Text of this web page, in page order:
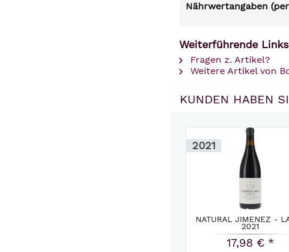
Nährwertangaben
Weiterführende
Fragen z. Artikel?
Weitere Artikel von
KUNDEN HABEN
2021
NATURAL JIMENEZ -
2021
17,98 € *